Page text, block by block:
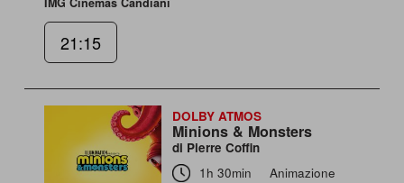
21:15
DOLBY ATMOS
Minions & Monsters
di Pierre Coffin
1h 30min
Animazione